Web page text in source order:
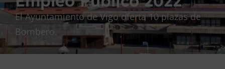
El Ayuntamiento de Vigo oferta 10 plazas de
Bombero.